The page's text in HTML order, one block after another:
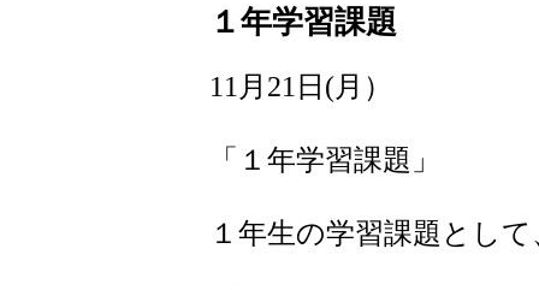
１年学習課題
11月21日(月）
「１年学習課題」
１年生の学習課題とし